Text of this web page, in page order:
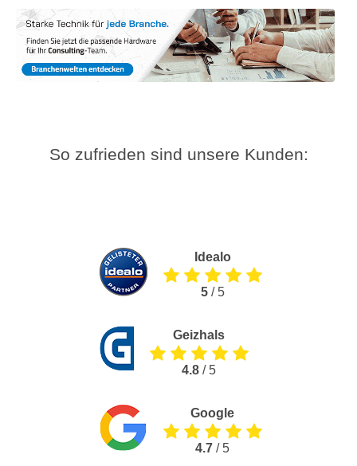
So zufrieden sind unsere Kunden:
Idealo
5/ 5
Geizhals
4.8 / 5
Google
4.7 / 5